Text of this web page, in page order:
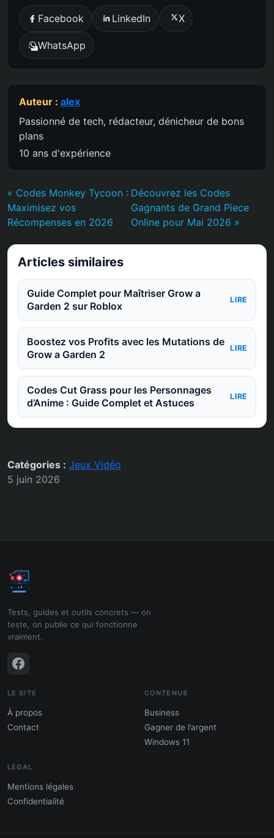
Facebook LinkedIn X
WhatsApp
Auteur : alex
Passionné de tech, rédacteur, dénicheur de bons
plans
10 ans d'expérience
« Codes Monkey Tycoon :
Maximisez vos
Récompenses en 2026
Découvrez les Codes
Gagnants de Grand Piece
Online pour Mai 2026 »
Articles similaires
Guide Complet pour Maîtriser Grow a
Garden 2 sur Roblox
LIRE
Boostez vos Profits avec les Mutations de
Grow a Garden 2
LIRE
Codes Cut Grass pour les Personnages
d’Anime : Guide Complet et Astuces
LIRE
Catégories : Jeux Vidéo
5 juin 2026
Tests, guides et outils concrets — on
teste, on publie ce qui fonctionne
vraiment.
LE SITE
À propos
Contact
CONTENUS
Business
Gagner de l’argent
Windows 11
LÉGAL
Mentions légales
Confidentialité